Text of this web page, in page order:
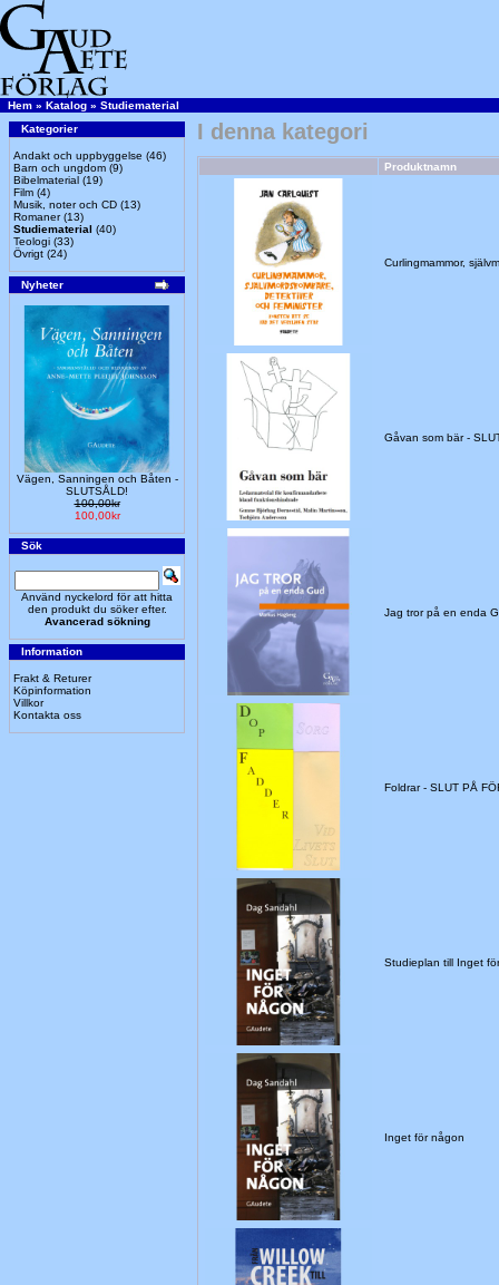
Hem » Katalog » Studiematerial
Kategorier
Andakt och uppbyggelse (46)
Barn och ungdom (9)
Bibelmaterial (19)
Film (4)
Musik, noter och CD (13)
Romaner(13)
Studiematerial (40)
Teologi (33)
Övrigt (24)
Nyheter
Vägen, Sanningen och Båten -
SLUTSÅLD!
100,00kr
100,00kr
Sök
Använd nyckelord för att hitta
den produkt du söker efter.
Avancerad sökning
Information
Frakt & Returer
Köpinformation
Villkor
Kontakta oss
I denna kategori
Produktnamn
Curlingmammor,
Gåvan som bär -
Jag tror på en enda
Foldrar - SLUT PÅ
Studieplan till Inget
Inget för någon